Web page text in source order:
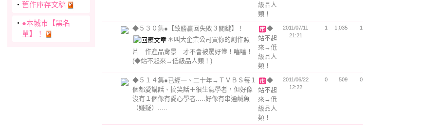
‧ 舊作庫存文稿
‧ ●本城市【黑名
單】！
級品人
類！
◆５３０集●【致勝贏回失敗３關鍵】！
＊叫大企業公司買你的創作照
片 作產品背景 才不會被罵好慘！嘻嘻！
(◆站不起來→低級品人類！)
◆
站不起
來→低
級品人
類！
2011/07/11
21:21
1 1,035 1
◆５１４集●已經一、二十年→ＴＶＢＳ每１
個都愛講話、搞笑話＋很生氣學者，但好像
沒有１個像有愛心學者.....好像有串通鹹魚
（嫌疑）.....
◆
站不起
來→低
級品人
類！
2011/06/22
12:22
0 509 0